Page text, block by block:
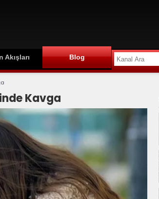
Akışları Blog
Kavga